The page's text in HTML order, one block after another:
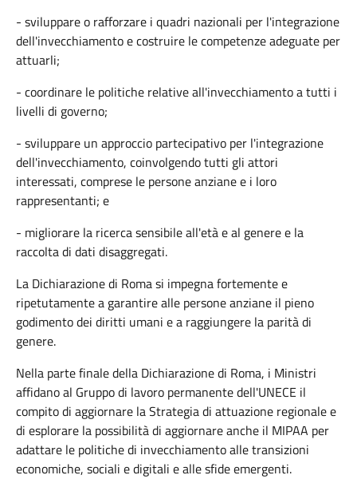
- sviluppare o rafforzare i quadri nazionali per l'integrazione
dell'invecchiamento ecostruire le competenze adeguate per
attuarli;
- coordinare le politiche relative all'invecchiamento a tutti i
livelli di governo;
- sviluppare un approccio partecipativo per l'integrazione
dell'invecchiamento, coinvolgendo tutti gli attori
interessati, comprese le persone anziane e i loro
rappresentanti; e
- migliorare la ricerca sensibile all'età e al genere e la
raccolta di dati disaggregati.
La Dichiarazionedi Romasi impegnafortemente e
ripetutamentea garantirealle personeanziane il pieno
godimentodei diritti umani e a raggiungere la paritàdi
genere.
Nella partefinaledella Dichiarazionedi Roma, i Ministri
affidanoal Gruppo di lavoro permanentedell'UNECE il
compitodi aggiornare la Strategia di attuazione regionalee
di esplorare la possibilitàdi aggiornareanche il MIPAA per
adattare le politichedi invecchiamentoalletransizioni
economiche, sociali edigitali e allesfideemergenti.